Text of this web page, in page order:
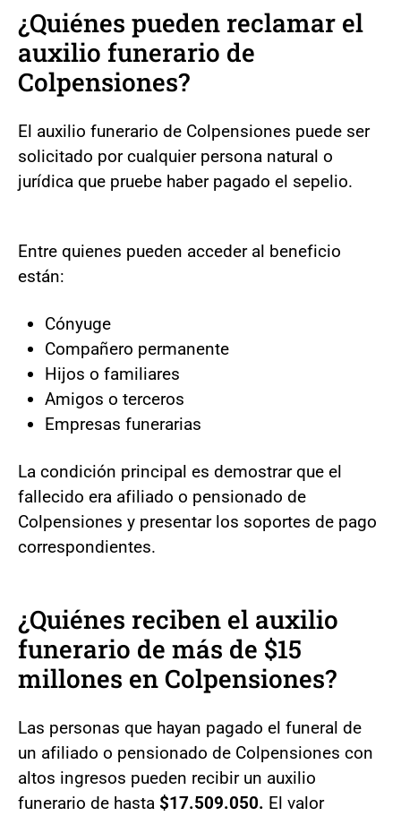
¿Quiénes pueden reclamar el
auxilio funerario de
Colpensiones?
El auxilio funerario de Colpensiones puede ser
solicitado por cualquier persona natural o
jurídica que pruebe haber pagado el sepelio.
Entre quienes pueden acceder al beneficio
están:
Cónyuge
Compañero permanente
Hijos o familiares
Amigos o terceros
Empresas funerarias
La condición principal es demostrar que el
fallecido era afiliado o pensionado de
Colpensiones y presentar los soportes de pago
correspondientes.
¿Quiénes reciben el auxilio
funerario de más de $15
millones en Colpensiones?
Las personas que hayan pagado el funeral de
un afiliado o pensionado de Colpensiones con
altos ingresos pueden recibir un auxilio
funerario de hasta $17.509.050. El valor